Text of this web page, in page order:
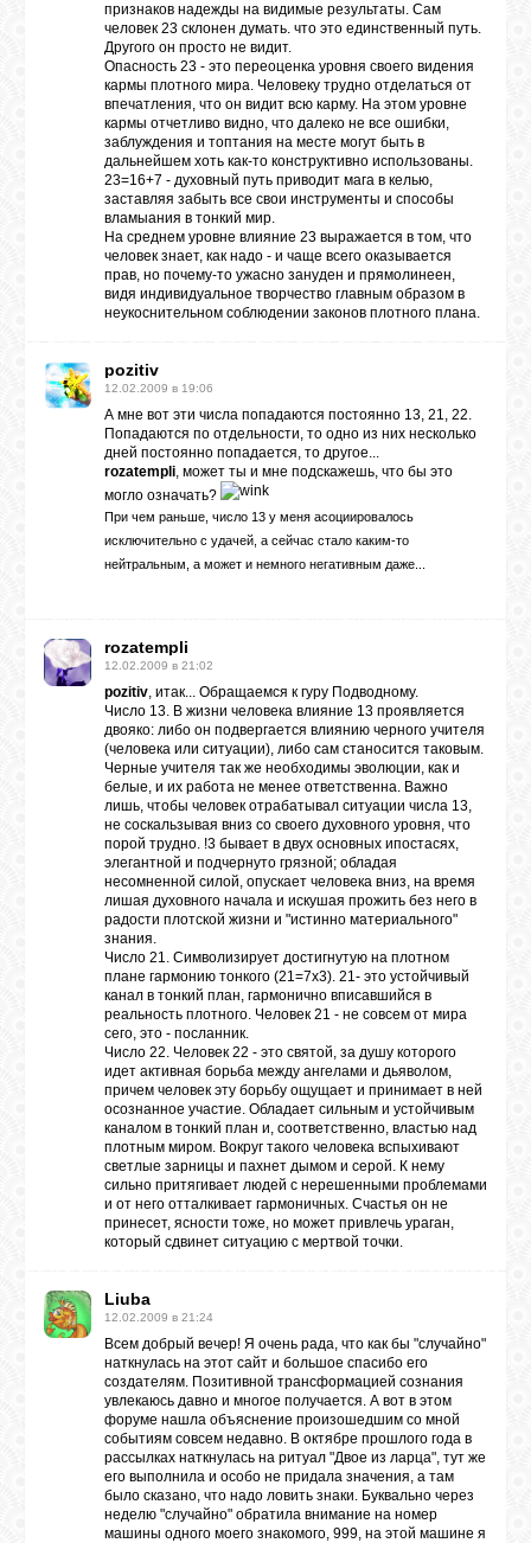
ВК
признаков надежды на видимые результаты. Сам
человек 23 склонен думать. что это единственный путь.
Другого он просто не видит.
Опасность 23 - это переоценка уровня своего видения
кармы плотного мира. Человеку трудно отделаться от
впечатления, что он видит всю карму. На этом уровне
кармы отчетливо видно, что далеко не все ошибки,
заблуждения и топтания на месте могут быть в
дальнейшем хоть как-то конструктивно использованы.
23=16+7 - духовный путь приводит мага в келью,
заставляя забыть все свои инструменты и способы
вламыания в тонкий мир.
На среднем уровне влияние 23 выражается в том, что
человек знает, как надо - и чаще всего оказывается
прав, но почему-то ужасно зануден и прямолинеен,
видя индивидуальное творчество главным образом в
неукоснительном соблюдении законов плотного плана.
pozitiv
12.02.2009 в 19:06
А мне вот эти числа попадаются постоянно 13, 21, 22.
Попадаются по отдельности, то одно из них несколько
дней постоянно попадается, то другое...
rozatempli, может ты и мне подскажешь, что бы это
могло означать?
При чем раньше, число 13 у меня асоциировалось
исключительно с удачей, а сейчас стало каким-то
нейтральным, а может и немного негативным даже...
rozatempli
12.02.2009 в 21:02
pozitiv, итак... Обращаемся к гуру Подводному.
Число 13. В жизни человека влияние 13 проявляется
двояко: либо он подвергается влиянию черного учителя
(человека или ситуации), либо сам станосится таковым.
Черные учителя так же необходимы эволюции, как и
белые, и их работа не менее ответственна. Важно
лишь, чтобы человек отрабатывал ситуации числа 13,
не соскальзывая вниз со своего духовного уровня, что
порой трудно. !3 бывает в двух основных ипостасях,
элегантной и подчернуто грязной; обладая
несомненной силой, опускает человека вниз, на время
лишая духовного начала и искушая прожить без него в
радости плотской жизни и "истинно материального"
знания.
Число 21. Символизирует достигнутую на плотном
плане гармонию тонкого (21=7х3). 21- это устойчивый
канал в тонкий план, гармонично вписавшийся в
реальность плотного. Человек 21 - не совсем от мира
сего, это - посланник.
Число 22. Человек 22 - это святой, за душу которого
идет активная борьба между ангелами и дьяволом,
причем человек эту борьбу ощущает и принимает в ней
осознанное участие. Обладает сильным и устойчивым
каналом в тонкий план и, соответственно, властью над
плотным миром. Вокруг такого человека вспыхивают
светлые зарницы и пахнет дымом и серой. К нему
сильно притягивает людей с нерешенными проблемами
и от него отталкивает гармоничных. Счастья он не
принесет, ясности тоже, но может привлечь ураган,
который сдвинет ситуацию с мертвой точки.
Liuba
12.02.2009 в 21:24
Всем добрый вечер! Я очень рада, что как бы "случайно"
наткнулась на этот сайт и большое спасибо его
создателям. Позитивной трансформацией сознания
увлекаюсь давно и многое получается. А вот в этом
форуме нашла объяснение произошедшим со мной
событиям совсем недавно. В октябре прошлого года в
рассылках наткнулась на ритуал "Двое из ларца", тут же
его выполнила и особо не придала значения, а там
было сказано, что надо ловить знаки. Буквально через
неделю "случайно" обратила внимание на номер
машины одного моего знакомого, 999, на этой машине я